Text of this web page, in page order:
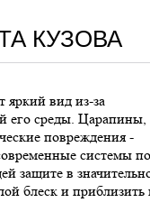
КУЗОВА
яркий вид из-за
его среды. Царапины,
повреждения -
системы по
защите в
блеск и приблизить